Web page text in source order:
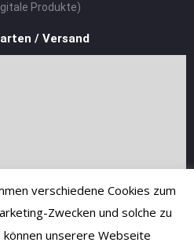
Produkte)
/ Versand
verschiedene Cookies zum
Zwecken und solche zu
können unserere Webseite